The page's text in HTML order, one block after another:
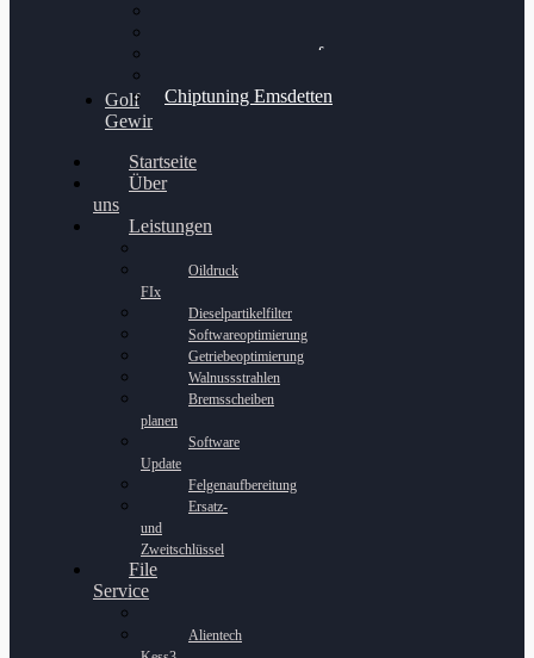
Chiptuning Schüttorf
Chiptuning Emsdetten
Golf
Gewinnspiel
Startseite
Über
uns
Leistungen
Oildruck
FIx
Dieselpartikelfilter
Softwareoptimierung
Getriebeoptimierung
Walnussstrahlen
Bremsscheiben
planen
Software
Update
Felgenaufbereitung
Ersatz-
und
Zweitschlüssel
File
Service
Alientech